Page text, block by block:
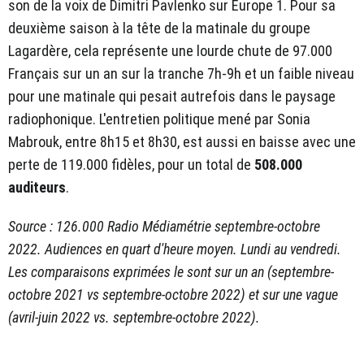
son de la voix de Dimitri Pavlenko sur Europe 1. Pour sa
deuxième saison à la tête de la matinale du groupe
Lagardère, cela représente une lourde chute de 97.000
Français sur un an sur la tranche 7h-9h et un faible niveau
pour une matinale qui pesait autrefois dans le paysage
radiophonique. L'entretien politique mené par Sonia
Mabrouk, entre 8h15 et 8h30, est aussi en baisse avec une
perte de 119.000 fidèles, pour un total de 508.000
auditeurs.
Source : 126.000 Radio Médiamétrie septembre-octobre
2022. Audiences en quart d'heure moyen. Lundi au vendredi.
Les comparaisons exprimées le sont sur un an (septembre-
octobre 2021 vs septembre-octobre 2022) et sur une vague
(avril-juin 2022 vs. septembre-octobre 2022).